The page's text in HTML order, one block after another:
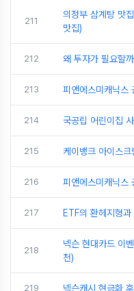
211
의정부 삼계탕 맛
맛집)
212 왜 투자가 필요할
213 피앤에스미캐닉스
214 국공립 어린이집
215 케이뱅크 아이스
216 피앤에스미캐닉스
217 ETF의 환헤지형
218
넥슨 현대카드 이
천)
219 넥슨캐시 현금화